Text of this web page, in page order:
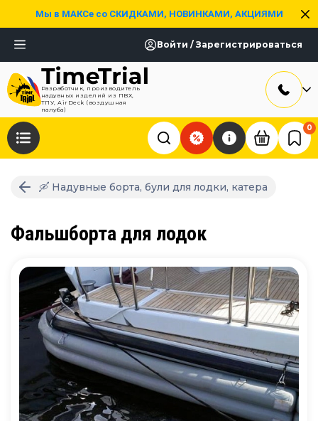
Мы в МАКСе со СКИДКАМИ, НОВИНКАМИ, АКЦИЯМИ
Войти / Зарегистрироваться
Разработчик, производитель
надувных изделий из ПВХ,
ТПУ, AirDeck (воздушная
палуба)
0
🛶 Надувные борта, були для лодки, катера
Фальшборта для лодок